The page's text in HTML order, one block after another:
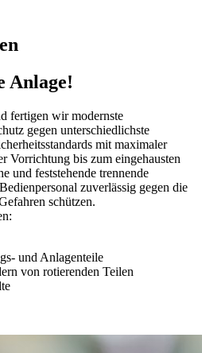
Anlage!
fertigen wir modernste
gegen unterschiedlichste
mit maximaler
Vorrichtung bis zum eingehausten
und feststehende trennende
zuverlässig gegen die
schützen.
und Anlagenteile
von rotierenden Teilen